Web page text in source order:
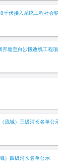
千伏接入系统工程社会
塘至白沙段改线工程
流域）三级河长名单公
）四级河长名单公示